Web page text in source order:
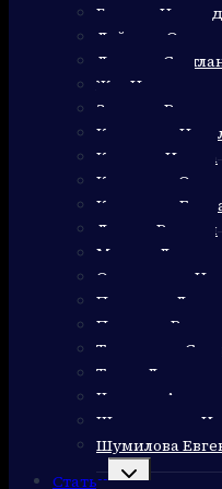
Гуляева
Дейнега Ольга
Домнич
Жук Наталья
Зернова
Калинина
Карпова Ирина
Клименко Олег
Колюкина
Лариса Рудзиш
Марута Лариса
Очеретяная
Пикалова Лидия
Пушкарь
Тинянская
Троян Людмила
Черноус
Шерлаимова
Шумилова
Статьи
Переключить
дочернее